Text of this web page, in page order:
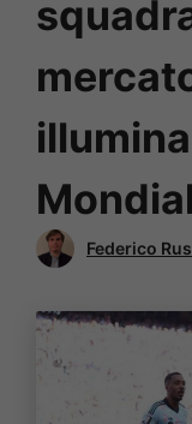
Federico